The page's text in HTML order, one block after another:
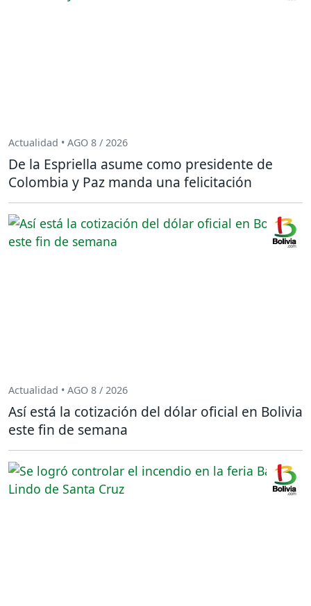
Actualidad • AGO 8 / 2026
De la Espriella asume como presidente de
Colombia y Paz manda una felicitación
Actualidad • AGO 8 / 2026
Así está la cotización del dólar oficial en Bolivia
este fin de semana